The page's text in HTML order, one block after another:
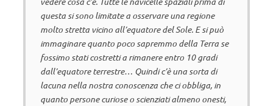
questa si sono limitate a osservare una regione
molto stretta vicino all’equatore del Sole. E si può
immaginare quanto poco sapremmo della Terra se
fossimo stati costretti a rimanere entro 10 gradi
dall’equatore terrestre… Quindi c’è una sorta di
lacuna nella nostra conoscenza che ci obbliga, in
quanto persone curiose o scienziati almeno onesti,